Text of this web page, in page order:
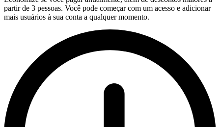
partir de 3 pessoas. Você pode começar com um acesso e adicionar
mais usuários à sua conta a qualquer momento.